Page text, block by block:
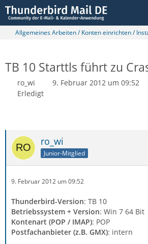
Allgemeines Arbeiten / Konten einrichten /
TB 10 Starttls führt zu
ro_wi 9. Februar 2012 um 09:52
Erledigt
ro_wi
Junior-Mitglied
9. Februar 2012 um 09:52
Thunderbird-Version: TB 10
Betriebssystem + Version: Win 7 64 Bit
Kontenart (POP / IMAP): POP
Postfachanbieter (z.B. GMX): intern